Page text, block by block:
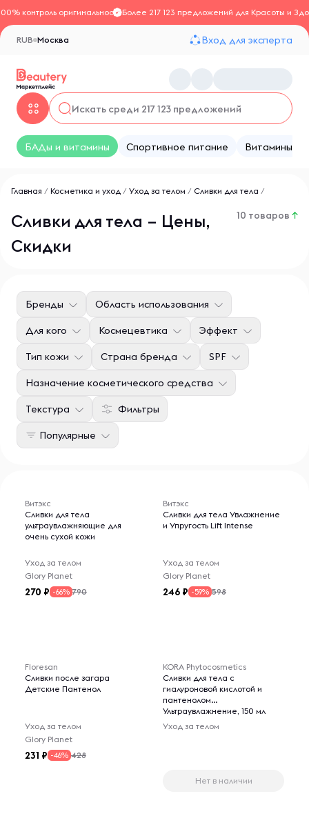
контроль оригинальностиБолее 217 123 предложений для Красоты и
Москва
RUB Вход для эксперта
БАДы и витамины Спортивное питание Витамины
Главная / Косметика и уход / Уход за телом / Сливки для тела /
Сливки для тела – Цены,
Скидки
10 товаров ↑
Фильтры
Бренды Область использования
Для кого Космецевтика Эффект
Тип кожи Страна бренда SPF
Назначение косметического средства
Текстура
Популярные
Витэкс
Сливки для тела
ультраувлажняющие для
очень сухой кожи
Уход за телом
Glory Planet
270 -66% 790
Витэкс
Сливки для тела Увлажнение
и Упругость Lift Intense
Уход за телом
Glory Planet
246 -59% 598
Floresan
Сливки после загара
Детские Пантенол
Уход за телом
Glory Planet
231 -46% 428
KORA Phytocosmetics
Сливки для тела с
гиалуроновой кислотой и
пантенолом
Ультраувлажнение, 150 мл
Уход за телом
Нет в наличии